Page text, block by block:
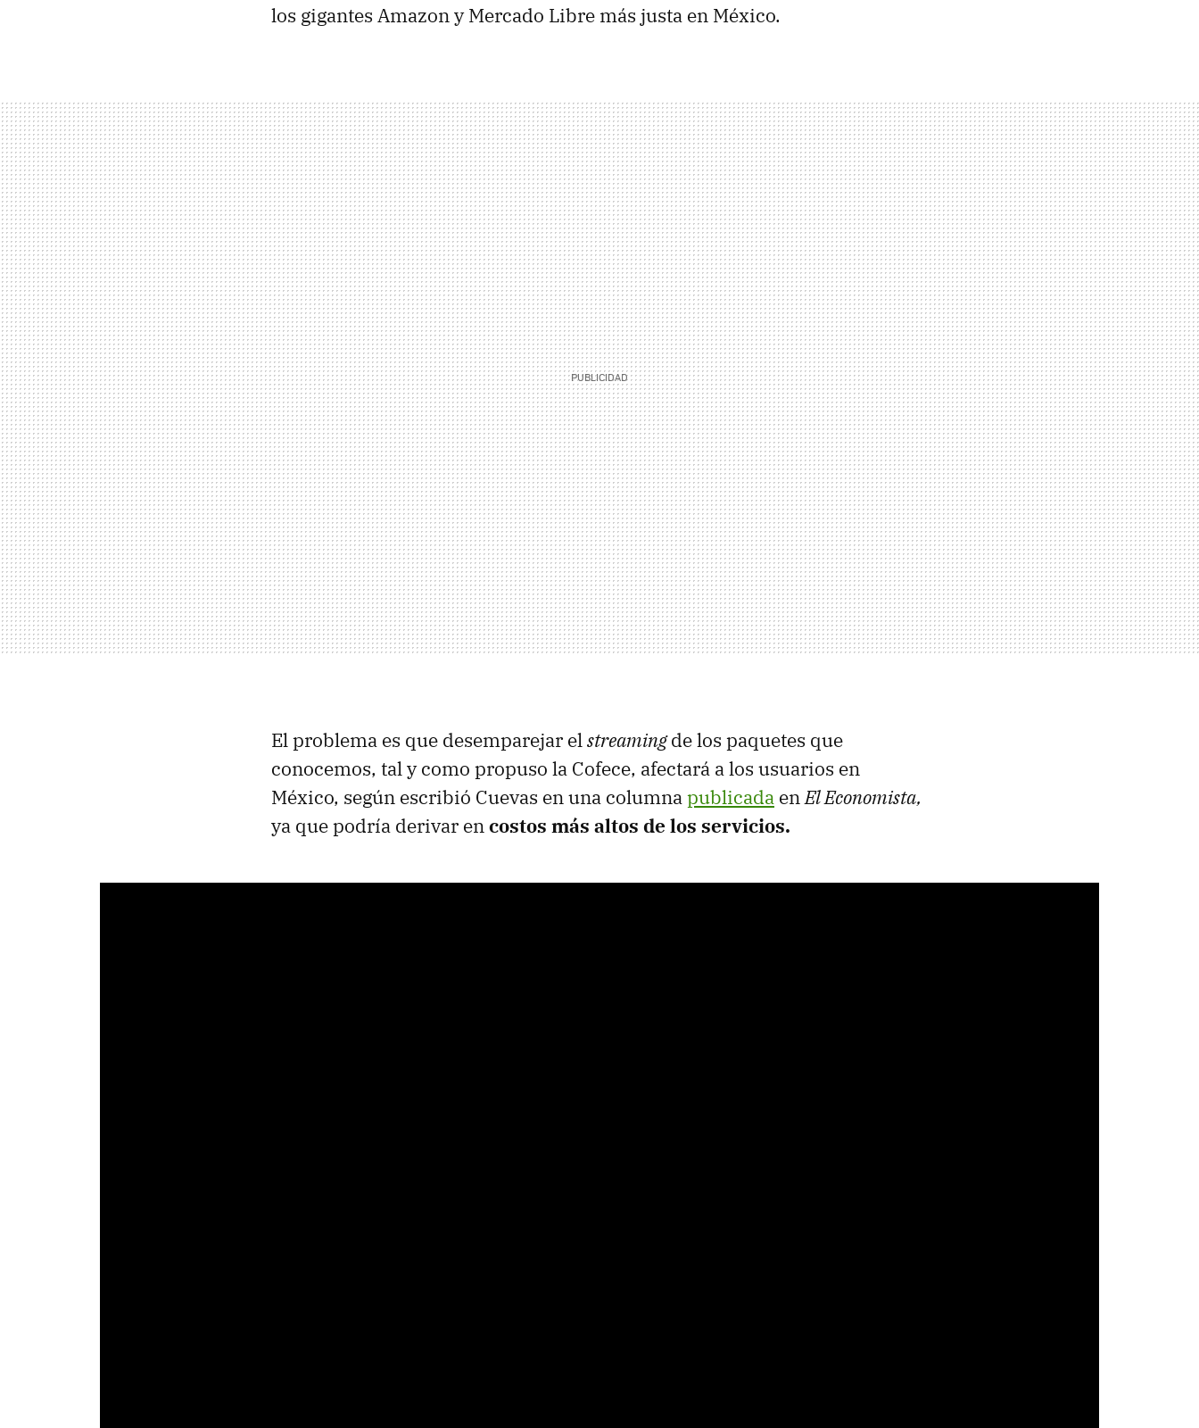
los gigantes Amazon y Mercado Libre más justa en México.
El problema es que desemparejar elstreamingde los paquetes que
conocemos, tal y como propuso la Cofece, afectará a los usuarios en
México, según escribió Cuevas en una columnapublicada enEl Economista,
ya que podría derivar encostos más altos de los servicios.